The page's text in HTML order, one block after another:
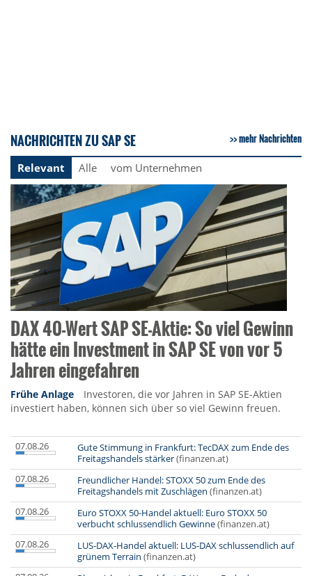
NACHRICHTEN ZU SAP SE mehr Nachrichten
Relevant Alle vom Unternehmen
DAX 40-Wert SAP SE-Aktie: So viel Gewinn
hätte ein Investment in SAP SE von vor 5
Jahren eingefahren
Frühe Anlage
Investoren, die vor Jahren in SAP SE-Aktien
investiert haben, können sich über so viel Gewinn freuen.
07.08.26
Gute Stimmung in Frankfurt: TecDAX zum Ende des
Freitagshandels stärker(finanzen.at)
07.08.26
Freundlicher Handel: STOXX 50 zum Ende des
Freitagshandels mit Zuschlägen (finanzen.at)
07.08.26
Euro STOXX 50-Handel aktuell: Euro STOXX 50
verbucht schlussendlich Gewinne(finanzen.at)
07.08.26
LUS-DAX-Handel aktuell: LUS-DAX schlussendlich auf
grünem Terrain (finanzen.at)